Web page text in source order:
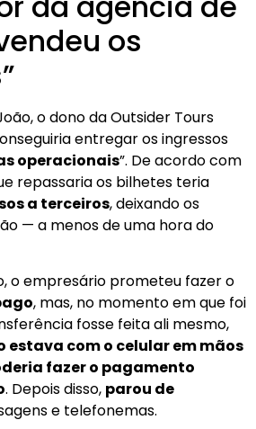
os
o dono da Outsider Tours
entregar os ingressos
operacionais”. De acordo com
repassaria os bilhetes teria
a terceiros, deixando os
— a menos de uma hora do
o empresário prometeu fazer o
, mas, no momento em que foi
fosse feita ali mesmo,
estava com o celular em mãos
fazer o pagamento
. Depois disso, parou de
e telefonemas.